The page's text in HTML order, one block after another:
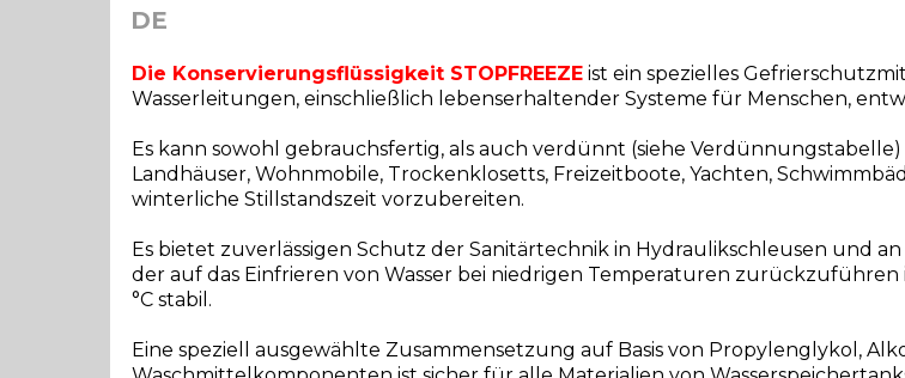
Die Konservierungsflüssigkeit STOPFREEZE ist ein spezielles
Wasserleitungen, einschließlich lebenserhaltender Systeme für Menschen,
Es kann sowohl gebrauchsfertig, als auch verdünnt (siehe
Landhäuser, Wohnmobile, Trockenklosetts, Freizeitboote, Yachten,
winterliche Stillstandszeit vorzubereiten.
Es bietet zuverlässigen Schutz der Sanitärtechnik in Hydraulikschleusen und
der auf das Einfrieren von Wasser bei niedrigen Temperaturen zurückzuführen
°C stabil.
Eine speziell ausgewählte Zusammensetzung auf Basis von Propylenglykol,
DE